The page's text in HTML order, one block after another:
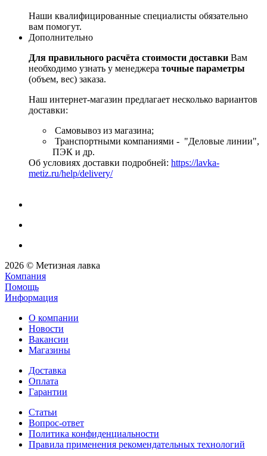
Наши квалифицированные специалисты обязательно
вам помогут.
Дополнительно
Для правильного расчёта стоимости доставки Вам
необходимо узнать у менеджера точные параметры
(объем, вес) заказа.
Наш интернет-магазин предлагает несколько вариантов
доставки:
Самовывоз из магазина;
Транспортными компаниями - "Деловые линии",
ПЭК и др.
Об условиях доставки подробней: https://lavka-
metiz.ru/help/delivery/
2026 © Метизная лавка
Компания
Помощь
Информация
О компании
Новости
Вакансии
Магазины
Доставка
Оплата
Гарантии
Статьи
Вопрос-ответ
Политика конфиденциальности
Правила применения рекомендательных технологий